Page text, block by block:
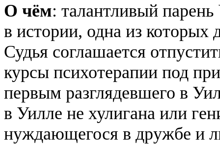
О чём: талантливый
в истории, одна из которых
Судья соглашается
курсы психотерапии под
первым разглядевшего в
в Уилле не хулигана или
нуждающегося в дружбе и